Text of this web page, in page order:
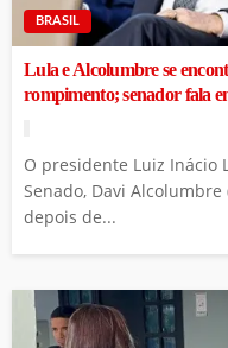
BRASIL
Lula e Alcolumbre se
rompimento; senador fala
O presidente Luiz Inácio
Senado, Davi
depois de...